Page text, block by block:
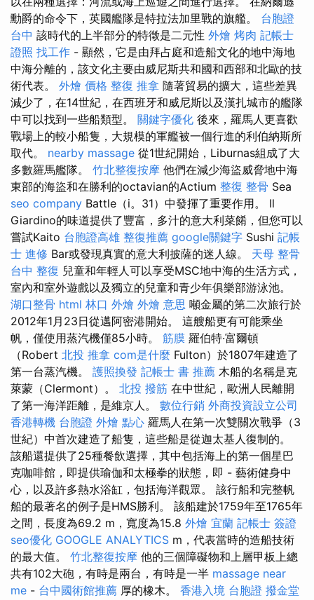
勳爵的命令下，英國艦隊是特拉法加里戰的旗艦。 台胞證
台中 該時代的上半部分的特徵是二元性 外燴 烤肉 記帳士
證照 找工作 - 顯然，它是由拜占庭和造船文化的地中海地
中海分離的，該文化主要由威尼斯共和國和西部和北歐的技
術代表。 外燴 價格 整復 推拿 隨著貿易的擴大，這些差異
減少了，在14世紀，在西班牙和威尼斯以及漢扎城市的艦隊
中可以找到一些船類型。 關鍵字優化 後來，羅馬人更喜歡
戰場上的較小船隻，大規模的軍艦被一個行進的利伯納斯所
取代。 nearby massage 從1世紀開始，Liburnas組成了大
多數羅馬艦隊。 竹北整復按摩 他們在減少海盜威脅地中海
東部的海盜和在勝利的octavian的Actium 整復 整骨 Sea
seo company Battle（i。31）中發揮了重要作用。 Il
Giardino的味道提供了豐富，多汁的意大利菜餚，但您可以
嘗試Kaito 台胞證高雄 整復推薦 google關鍵字 Sushi 記帳
士 進修 Bar或發現真實的意大利披薩的迷人線。 天母 整骨
台中 整復 兒童和年輕人可以享受MSC地中海的生活方式，
室內和室外遊戲以及獨立的兒童和青少年俱樂部游泳池。
湖口整骨 html 林口 外燴 外燴 意思 噸金屬的第二次旅行於
2012年1月23日從邁阿密港開始。 這艘船更有可能乘坐
帆，僅使用蒸汽機僅85小時。 筋膜 羅伯特·富爾頓
（Robert 北投 推拿 com是什麼 Fulton）於1807年建造了
第一台蒸汽機。 護照換發 記帳士 書 推薦 木船的名稱是克
萊蒙（Clermont）。 北投 撥筋 在中世紀，歐洲人民離開
了第一海洋距離，是維京人。 數位行銷 外商投資設立公司
香港轉機 台胞證 外燴 點心 羅馬人在第一次雙關次戰爭（3
世紀）中首次建造了船隻，這些船是從迦太基人復制的。
該船還提供了25種餐飲選擇，其中包括海上的第一個星巴
克咖啡館，即提供瑜伽和太極拳的狀態，即 - 藝術健身中
心，以及許多熱水浴缸，包括海洋觀眾。 該行船和完整帆
船的最著名的例子是HMS勝利。 該船建於1759年至1765年
之間，長度為69.2 m，寬度為15.8 外燴 宜蘭 記帳士 簽證
seo優化 GOOGLE ANALYTICS m，代表當時的造船技術
的最大值。 竹北整復按摩 他的三個障礙物和上層甲板上總
共有102大砲，有時是兩台，有時是一半 massage near
me - 台中國術館推薦 厚的橡木。 香港入境 台胞證 撥金堂